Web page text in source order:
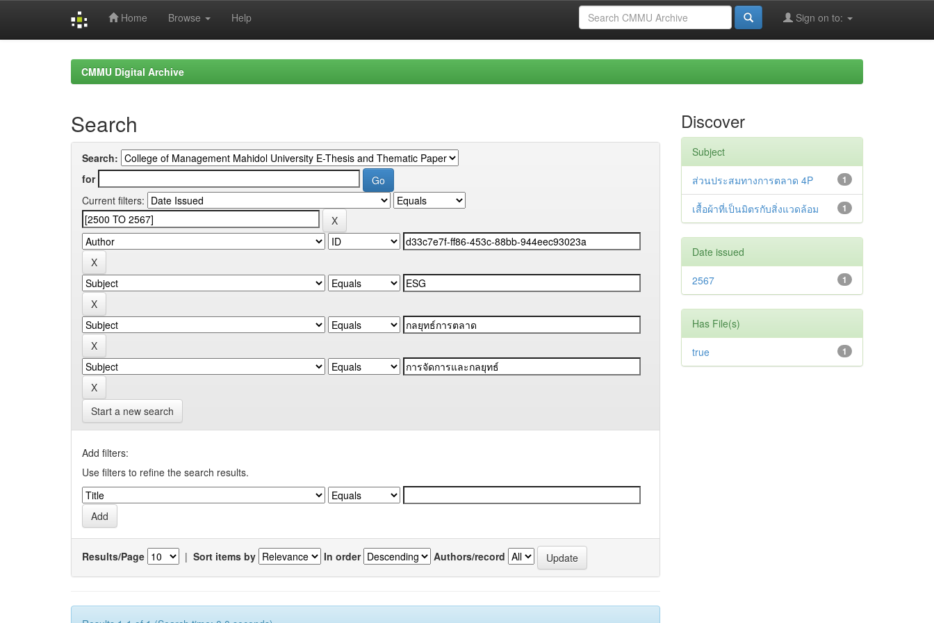
Home Browse Help Sign on to:
CMMU Digital Archive
Search
Search:
for
Current filters:
Start a new search
Add filters:
Use filters to refine the search results.
Results/Page | Sort items by In order Authors/record
Discover
Subject
1
ส่วนประสมทางการตลาด 4P
1
เสื้อผ้าที่เป็นมิตรกับสิ่งแวดล้อม
Date issued
1
2567
Has File(s)
1
true